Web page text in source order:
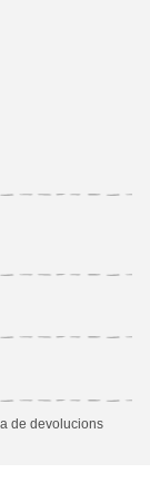
de devolucions